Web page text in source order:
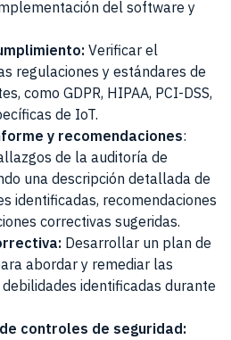
del software y
Verificar el
regulaciones y estándares de
como GDPR, HIPAA, PCI-DSS,
de IoT.
y recomendaciones:
de la auditoría de
una descripción detallada de
identificadas, recomendaciones
correctivas sugeridas.
Desarrollar un plan de
abordar y remediar las
identificadas durante
controles de seguridad: